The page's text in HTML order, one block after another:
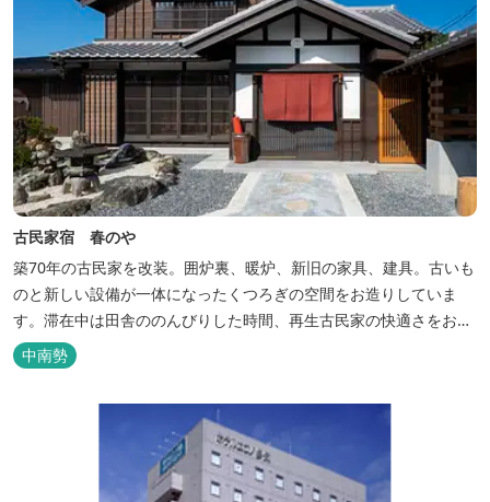
古民家宿 春のや
築70年の古民家を改装。囲炉裏、暖炉、新旧の家具、建具。古いも
のと新しい設備が一体になったくつろぎの空間をお造りしていま
す。滞在中は田舎ののんびりした時間、再生古民家の快適さをお楽
しみください。 【時間】 《 チェックイン 》 15：00～20：00の間
にお願いいたします。 《 チェックアウト 》 10：00まで 【御利用
料金】 一日一組様１棟貸し（定員５名） 一...
中南勢